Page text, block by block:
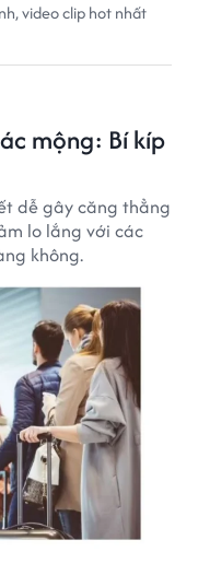
video clip hot nhất
mộng: Bí kíp
dễ gây căng thẳng
lo lắng với các
không.